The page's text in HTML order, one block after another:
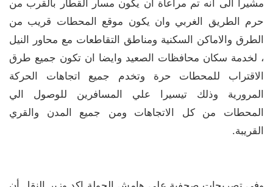
مشيرا الى انه تم مراعاة ان يكون مسار القطار بالقرب من
حرم الطريق الغربي وان يكون موقع المحطات قريب من
الطرق والاماكن السكنية ومناطق التقاطعات مع محاور النيل
، لخدمة سكان محافظات الصعيد وايضا ان تكون جميع طرق
الاقتراب للمحطات حرة وتخدم جميع اتجاهات الحركة
المرورية وذلك تيسيرا علي المسافرين للوصول الي
المحطات من كل الاتجاهات ومن جميع المدن والقري
القريبة.